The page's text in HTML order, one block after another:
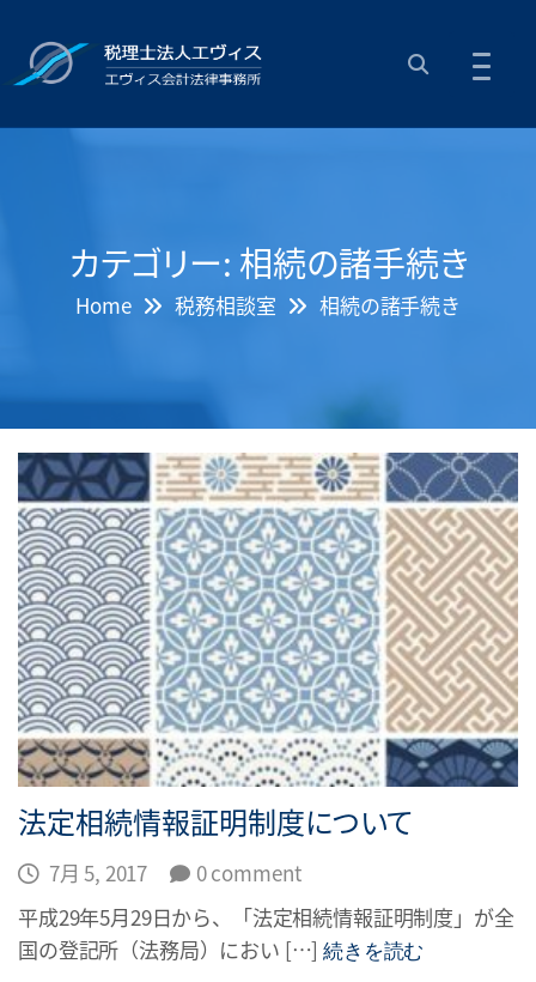
カテゴリー: 相続の諸手続き
Home 税務相談室 相続の諸手続き
法定相続情報証明制度について
7月 5, 2017
0 comment
平成29年5月29日から、「法定相続情報証明制度」が全
国の登記所（法務局）におい […]続きを読む